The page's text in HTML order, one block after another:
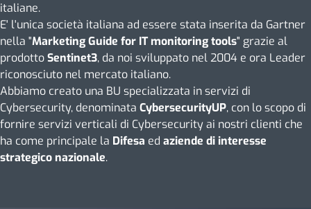
italiane.
E' l'unica società italiana ad essere stata inserita da Gartner
nella "Marketing Guide for IT monitoring tools" grazie al
prodottoSentinet3, da noi sviluppato nel 2004 e ora Leader
riconosciuto nel mercato italiano.
Abbiamo creato una BU specializzata in servizi di
Cybersecurity, denominata CybersecurityUP, con lo scopo di
fornire servizi verticali di Cybersecurity ai nostri clienti che
ha come principale la Difesa ed aziende di interesse
strategico nazionale.